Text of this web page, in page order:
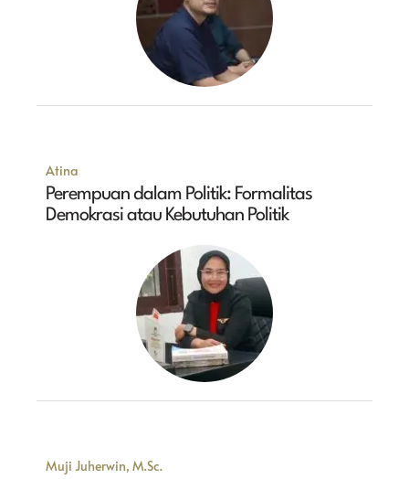
Atina
Perempuan dalam Politik: Formalitas
Demokrasi atau Kebutuhan Politik
Muji Juherwin, M.Sc.